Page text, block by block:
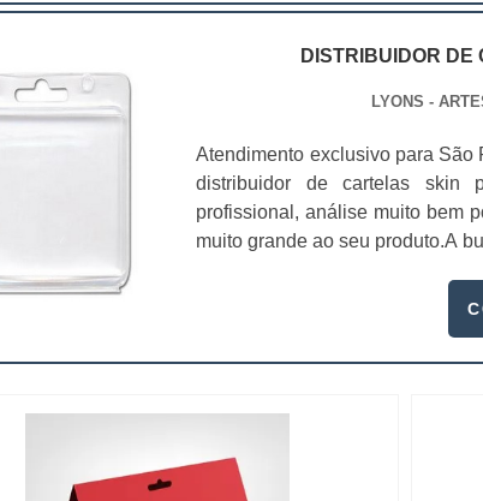
DISTRIBUIDOR
LYONS -
Atendimento exclusivo para São
distribuidor de cartelas skin
profissional, análise muito bem
muito grande ao seu produto.A
características pontuais no fluxo